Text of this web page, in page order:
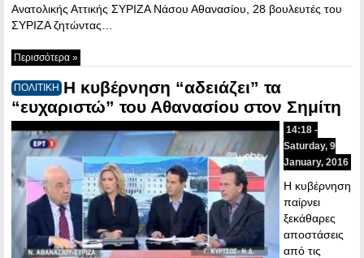
Ανατολικής Αττικής ΣΥΡΙΖΑ Νάσου Αθανασίου, 28 βουλευτές του
ΣΥΡΙΖΑ ζητώντας…
Περισσότερα »
ΠΟΛΙΤΙΚΗ Η κυβέρνηση “αδειάζει” τα
“ευχαριστώ” του Αθανασίου στον Σημίτη
14:18 -
Saturday, 9
January, 2016
Η κυβέρνηση
παίρνει
ξεκάθαρες
αποστάσεις
από τις